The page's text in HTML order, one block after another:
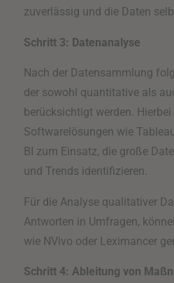
zuverlässig und die Daten
Schritt 3: Datenanalyse
Nach der Datensammlung
der sowohl quantitative als
berücksichtigt werden.
Softwarelösungen wie
BI zum Einsatz, die große
und Trends identifizieren.
Für die Analyse qualitativer
Antworten in Umfragen,
wie NVivo oder Leximancer
Schritt 4: Ableitung von